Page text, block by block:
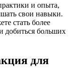
и опыта,
свои навыки.
стать более
добиться больших
для